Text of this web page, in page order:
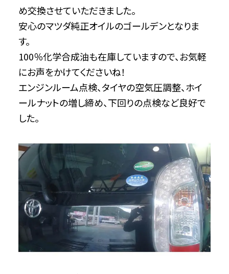
め交換させていただきました。
安心のマツダ純正オイルのゴールデンとなりま
す。
100％化学合成油も在庫していますので、お気軽
にお声をかけてくださいね！
エンジンルーム点検、タイヤの空気圧調整、ホイ
ールナットの増し締め、下回りの点検など良好で
した。